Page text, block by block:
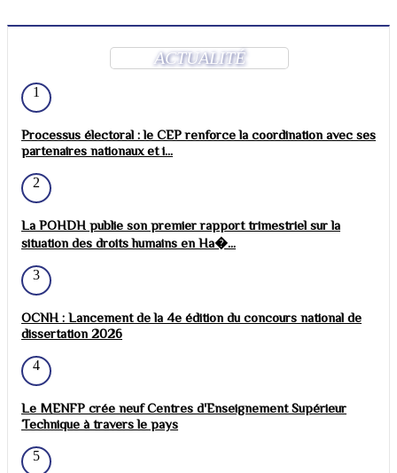
ACTUALITÉ
1
Processus électoral : le CEP renforce la coordination avec ses
partenaires nationaux et i...
2
La POHDH publie son premier rapport trimestriel sur la
situation des droits humains en Ha�...
3
OCNH : Lancement de la 4e édition du concours national de
dissertation 2026
4
Le MENFP crée neuf Centres d'Enseignement Supérieur
Technique à travers le pays
5